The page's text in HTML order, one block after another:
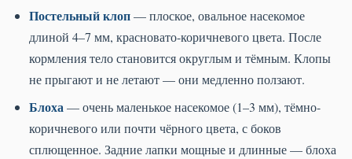
Постельный клоп— плоское, овальное насекомое
длиной 4–7 мм, красновато-коричневого цвета. После
кормления тело становится округлым и тёмным. Клопы
не прыгают и не летают — они медленно ползают.
Блоха— очень маленькое насекомое (1–3 мм), тёмно-
коричневого или почти чёрного цвета, с боков
сплющенное. Задние лапки мощные и длинные — блоха